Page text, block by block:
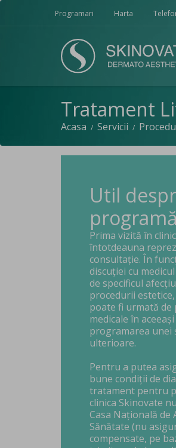
Programari Harta
Tratament
Acasa / Servicii /
Util
Prima vizită în
întotdeauna
consultație. În
discuției cu
de specificul
procedurii
poate fi urmată de
medicale în
programarea unei
ulterioare.
Pentru a putea
bune condiții de
tratament pentru
clinica Skinovate
Casa Națională de
Sănătate (nu
compensate, pe